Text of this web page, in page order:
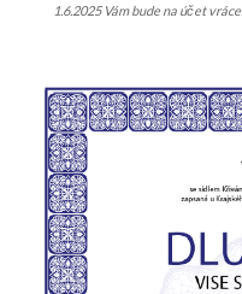
1.6.2025 Vám bude na účet